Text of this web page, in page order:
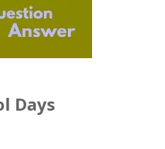
Days